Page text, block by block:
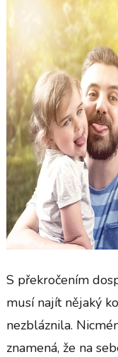
S překročením
musí najít nějaký
nezbláznila.
znamená, že na